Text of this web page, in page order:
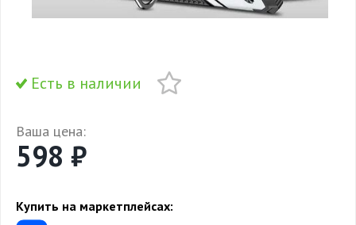
Есть в наличии
Ваша цена:
598 ₽
Купить на маркетплейсах: